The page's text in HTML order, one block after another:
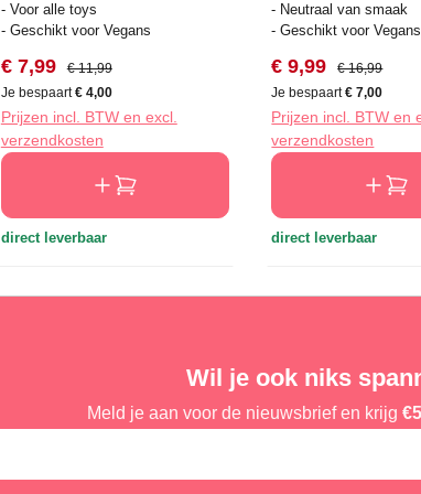
- Voor alle toys
- Geschikt voor Vegans
Verkoopprijs:
€ 7,99 Normale prijs:
€ 11,99
Je bespaart€ 4,00
Prijzen incl. BTW en excl.
verzendkosten
direct leverbaar
- Neutraal van smaak
- Geschikt voor Vegans
Verkoopprijs:
€ 9,99 Normale prijs:
€ 16,99
Je bespaart€ 7,00
Prijzen incl. BTW en
verzendkosten
direct leverbaar
Wil je ook niks
Meld je aan voor de nieuwsbrief en krijg €5